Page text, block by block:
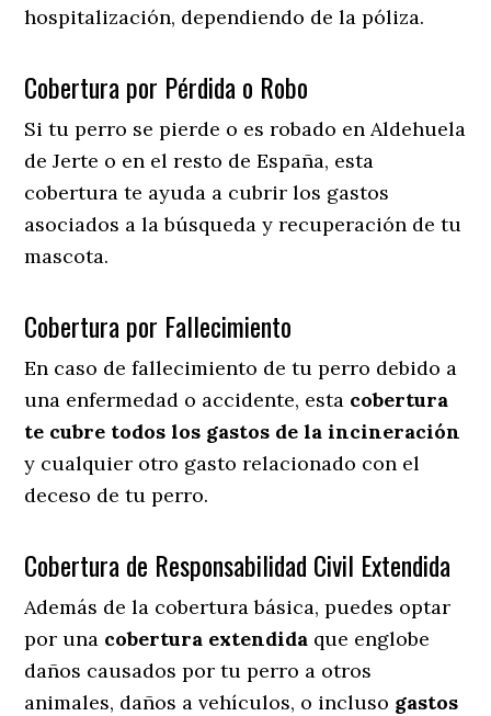
hospitalización, dependiendo de la póliza.
Cobertura por Pérdida o Robo
Si tu perro se pierde o es robado en Aldehuela
de Jerte o en el resto de España, esta
cobertura te ayuda a cubrir los gastos
asociados a la búsqueda y recuperación de tu
mascota.
Cobertura por Fallecimiento
En caso de fallecimiento de tu perro debido a
una enfermedad o accidente, esta cobertura
te cubre todos los gastos de la incineración
y cualquier otro gasto relacionado con el
deceso de tu perro.
Cobertura de Responsabilidad Civil Extendida
Además de la cobertura básica, puedes optar
por una cobertura extendida que englobe
daños causados por tu perro a otros
animales, daños a vehículos, o incluso gastos